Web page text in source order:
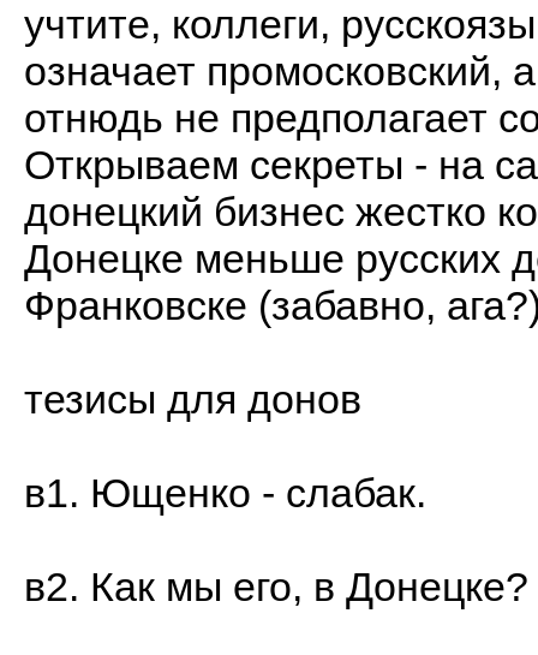
учтите, коллеги,
означает промосковский,
отнюдь не предполагает
Открываем секреты - на
донецкий бизнес жестко
Донецке меньше русских
Франковске (забавно,
тезисы для донов
в1. Ющенко - слабак.
в2. Как мы его, в Донецке?